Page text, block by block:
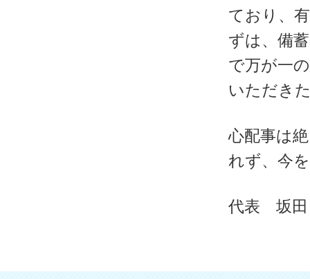
ており、
ずは、備
で万が一
いただき
心配事は
れず、今
代表 坂